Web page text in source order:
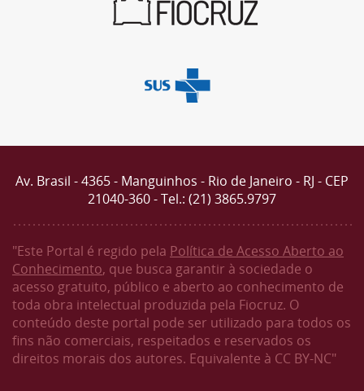
Av. Brasil - 4365 - Manguinhos - Rio de Janeiro - RJ - CEP
21040-360 - Tel.: (21) 3865.9797
"Este Portal é regido pela Política de Acesso Aberto ao
Conhecimento, que busca garantir à sociedade o
acesso gratuito, público e aberto ao conhecimento de
toda obra intelectual produzida pela Fiocruz. O
conteúdo deste portal pode ser utilizado para todos os
fins não comerciais, respeitados e reservados os
direitos morais dos autores. Equivalente à CC BY-NC"